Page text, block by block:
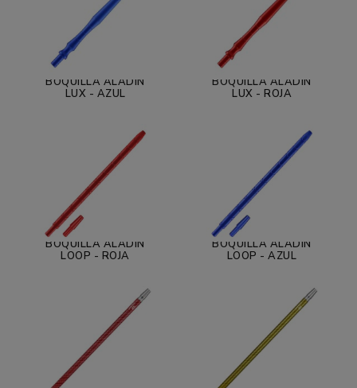
BOQUILLA ALADÍN
LUX - AZUL
BOQUILLA ALADÍN
LUX - ROJA
BOQUILLA ALADÍN
LOOP - ROJA
BOQUILLA ALADÍN
LOOP - AZUL